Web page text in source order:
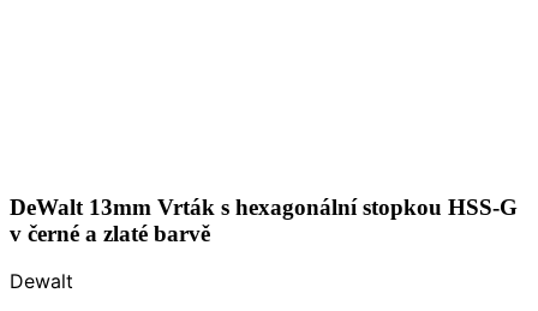
DeWalt 13mm Vrták s hexagonální stopkou HSS-G
v černé a zlaté barvě
Dewalt